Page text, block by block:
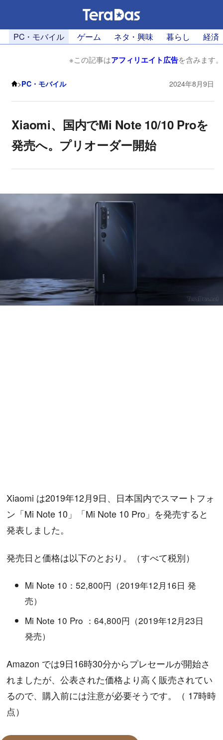
PC・モバイル ゲーム ネタ・興味 暮らし 経済
※この記事はアフィリエイト広告を含みます。
>PC・モバイル 2024年8月9日
Xiaomi、国内でMi Note 10/10 Proを
発売へ。プリオーダー開始
Xiaomi は2019年12月9日、日本国内でスマートフォ
ン「Mi Note 10」「Mi Note 10 Pro」を発売すると
発表しました。
発売日と価格は以下のとおり。（すべて税別）
Mi Note 10：52,800円（2019年12月16日 発
売）
Mi Note 10 Pro ：64,800円（2019年12月23日
発売）
Amazon では9日16時30分からプレセールが開始さ
れましたが、公表された価格より高く販売されてい
るので、購入前には注意が必要そうです。（ 17時時
点）